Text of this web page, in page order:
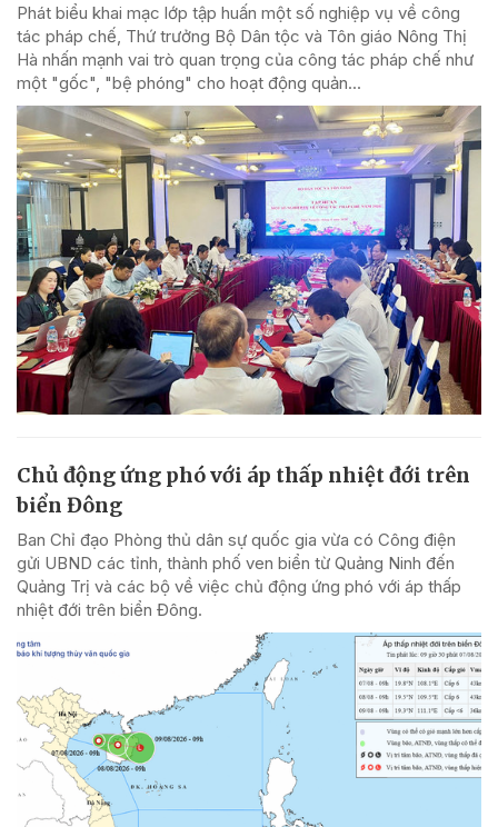
Phát biểu khai mạc lớp tập huấn một số nghiệp vụ về công
tác pháp chế, Thứ trưởng Bộ Dân tộc và Tôn giáo Nông Thị
Hà nhấn mạnh vai trò quan trọng của công tác pháp chế như
một "gốc", "bệ phóng" cho hoạt động quản...
Chủ động ứng phó với áp thấp nhiệt đới trên
biển Đông
Ban Chỉ đạo Phòng thủ dân sự quốc gia vừa có Công điện
gửi UBND các tỉnh, thành phố ven biển từ Quảng Ninh đến
Quảng Trị và các bộ về việc chủ động ứng phó với áp thấp
nhiệt đới trên biển Đông.